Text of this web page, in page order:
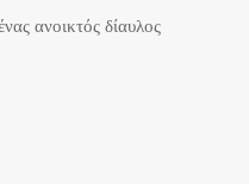
ανοικτός δίαυλος